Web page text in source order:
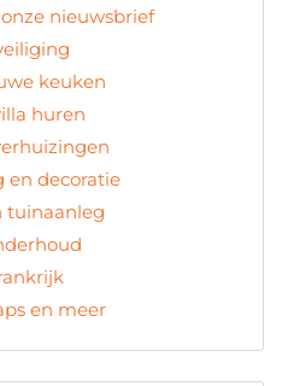
nieuwsbrief
keuken
huren
en decoratie
tuinaanleg
en meer